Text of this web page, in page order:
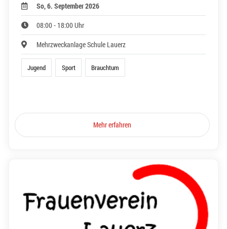
So, 6. September 2026
08:00 - 18:00 Uhr
Mehrzweckanlage Schule Lauerz
Jugend Sport Brauchtum
Mehr erfahren